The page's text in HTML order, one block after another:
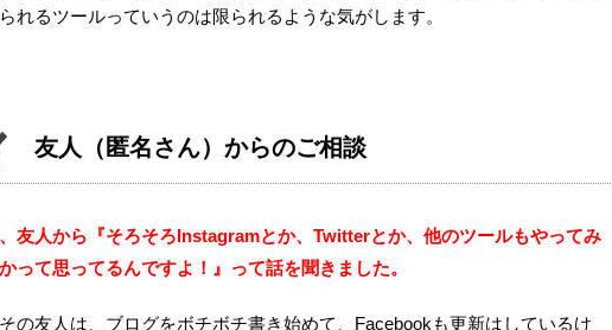
れるツールっていうのは限られるような気がします。
友人（匿名さん）からのご相談
友人から『そろそろInstagramとか、Twitterとか、他のツールもやってみ
って思ってるんですよ！』って話を聞きました。
の友人は、ブログをボチボチ書き始めて、Facebookも更新はしているけ